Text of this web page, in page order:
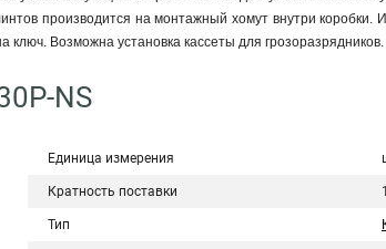
производится на монтажный хомут внутри коробки.
Возможна установка кассеты для грозоразрядников.
NS
Единица измерения
Кратность поставки 1
Тип